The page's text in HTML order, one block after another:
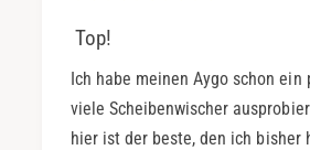
Top!
Ich habe meinen Aygo schon ein
viele Scheibenwischer
hier ist der beste, den ich bisher